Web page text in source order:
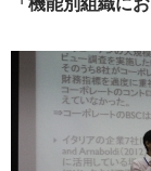
「機能別組織に